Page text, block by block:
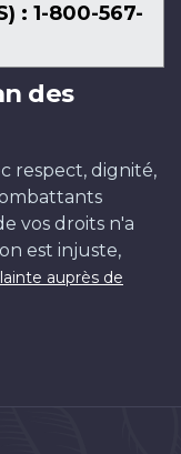
: 1-800-567-
des
respect, dignité,
vos droits n'a
est injuste,
auprès de